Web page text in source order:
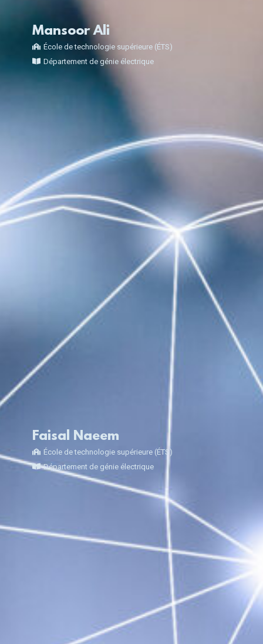
Mansoor Ali
École de technologie supérieure (ÉTS)
Département de génie électrique
Faisal Naeem
École de technologie supérieure (ÉTS)
Département de génie électrique